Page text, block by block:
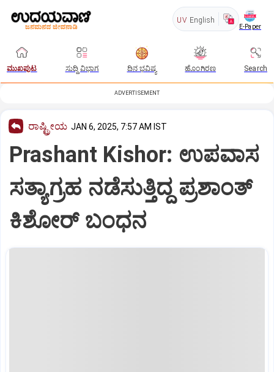
UV English
E-Paper
ಮುಖಪುಟ ಸುದ್ದಿ ವಿಭಾಗ ದಿನ ಭವಿಷ್ಯ ಹೊಂಗಿರಣ Search
ADVERTISEMENT
ರಾಷ್ಟ್ರೀಯ JAN 6, 2025, 7:57 AM IST
Prashant Kishor: ಉಪವಾಸ
ಸತ್ಯಾಗ್ರಹ ನಡೆಸುತ್ತಿದ್ದ ಪ್ರಶಾಂತ್‌
ಕಿಶೋರ್‌ ಬಂಧನ